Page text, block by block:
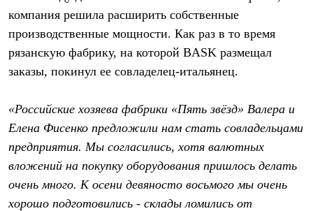
компания решила расширить собственные
производственные мощности. Как раз в то время
рязанскую фабрику, на которой BASK размещал
заказы, покинул ее совладелец-итальянец.
«Российские хозяева фабрики «Пять звёзд» Валера и
Елена Фисенко предложили нам стать совладельцами
предприятия. Мы согласились, хотя валютных
вложений на покупку оборудования пришлось делать
очень много. К осени девяносто восьмого мы очень
хорошо подготовились - склады ломились от